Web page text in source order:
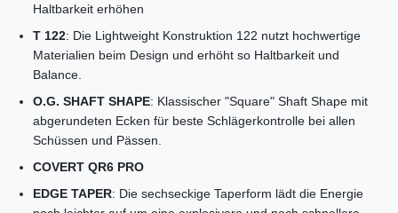
Haltbarkeit erhöhen
T 122: Die Lightweight Konstruktion 122 nutzt hochwertige
Materialien beim Design und erhöht so Haltbarkeit und
Balance.
O.G. SHAFT SHAPE: Klassischer "Square" Shaft Shape mit
abgerundeten Ecken für beste Schlägerkontrolle bei allen
Schüssen und Pässen.
COVERT QR6 PRO
EDGE TAPER: Die sechseckige Taperform lädt die Energie